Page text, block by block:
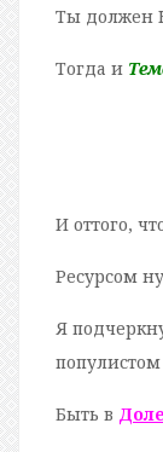
Ты должен
Тогда и
И оттого,
Ресурсом
Я
популистом
Быть в